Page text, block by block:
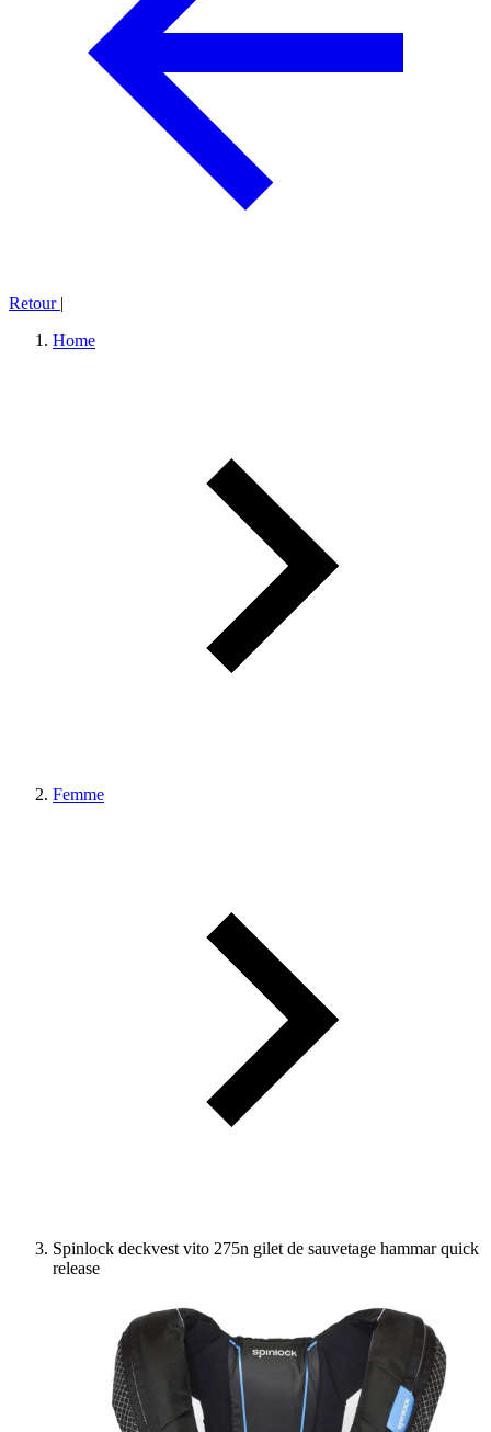
Retour |
Home
Femme
Spinlock deckvest vito 275n gilet de sauvetage hammar quick
release